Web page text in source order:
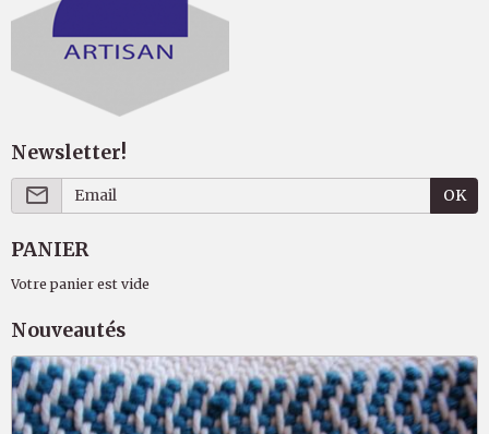
Newsletter!
OK
PANIER
Votre panier est vide
Nouveautés